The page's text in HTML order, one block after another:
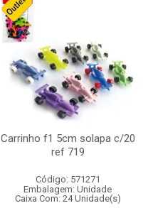
Carrinho f1 5cm solapa c/20
ref 719
Código: 571271
Embalagem: Unidade
Caixa Com: 24 Unidade(s)